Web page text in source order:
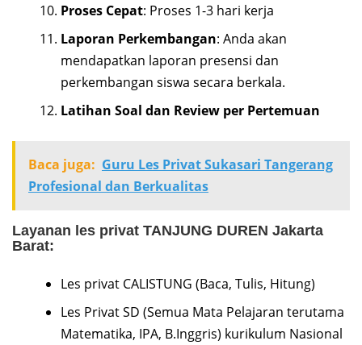
Proses Cepat: Proses 1-3 hari kerja
Laporan Perkembangan: Anda akan
mendapatkan laporan presensi dan
perkembangan siswa secara berkala.
Latihan Soal dan Review per Pertemuan
Baca juga: Guru Les Privat Sukasari Tangerang
Profesional dan Berkualitas
Layanan les privat TANJUNG DUREN Jakarta
Barat:
Les privat CALISTUNG (Baca, Tulis, Hitung)
Les Privat SD (Semua Mata Pelajaran terutama
Matematika, IPA, B.Inggris) kurikulum Nasional